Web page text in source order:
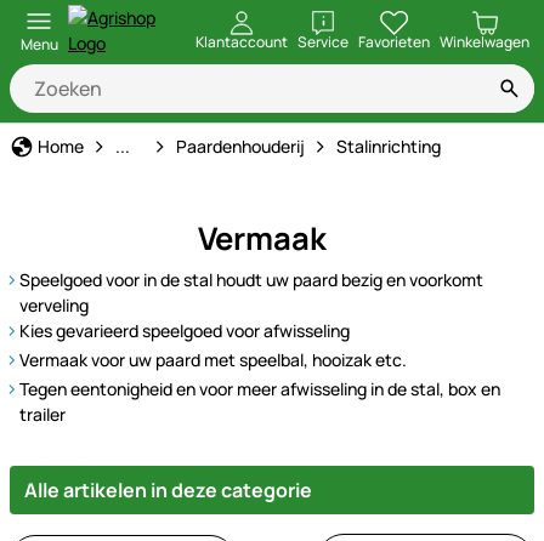
Menu Klantaccount ServiceopenenFavorieten Winkelwagen
Home Dierbenodigdheden
... Paardenhouderij Stalinrichting
Vermaak
Speelgoed voor in de stal houdt uw paard bezig en voorkomt
verveling
Kies gevarieerd speelgoed voor afwisseling
Vermaak voor uw paard met speelbal, hooizak etc.
Tegen eentonigheid en voor meer afwisseling in de stal, box en
trailer
Alle artikelen in deze categorie